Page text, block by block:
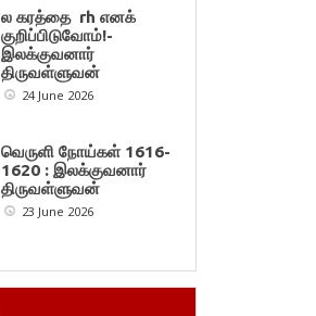
ல கரத்தை rh எனக்
குறிப்பிடுவோம்!-
இலக்குவனார்
திருவள்ளுவன்
24 June 2026
வெருளி நோய்கள் 1616-
1620 : இலக்குவனார்
திருவள்ளுவன்
23 June 2026